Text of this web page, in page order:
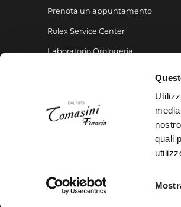
quali
Prenota un appuntamento
Rolex Service Center
Laboratorio Orologeria
© Gioielleria Tomasini Francia - P.IVA